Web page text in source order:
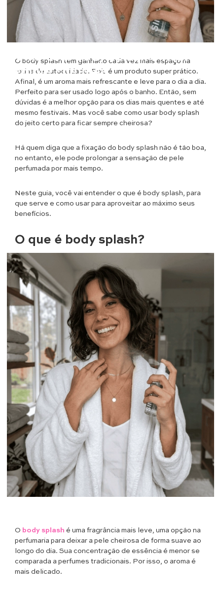
Como usar body splash e ficar
sempre cheirosa
O body splash tem ganhado cada vez mais espaço na
rotina de autocuidado. Pois é um produto super prático.
Afinal, é um aroma mais refrescante e leve para o dia a dia.
Perfeito para ser usado logo após o banho. Então, sem
dúvidas é a melhor opção para os dias mais quentes e até
mesmo festivais. Mas você sabe como usar body splash
do jeito certo para ficar sempre cheirosa?
Há quem diga que a fixação do body splash não é tão boa,
no entanto, ele pode prolongar a sensação de pele
perfumada por mais tempo.
Neste guia, você vai entender o que é body splash, para
que serve e como usar para aproveitar ao máximo seus
benefícios.
O que é body splash?
O body splash é uma fragrância mais leve, uma opção na
perfumaria para deixar a pele cheirosa de forma suave ao
longo do dia. Sua concentração de essência é menor se
comparada a perfumes tradicionais. Por isso, o aroma é
mais delicado.